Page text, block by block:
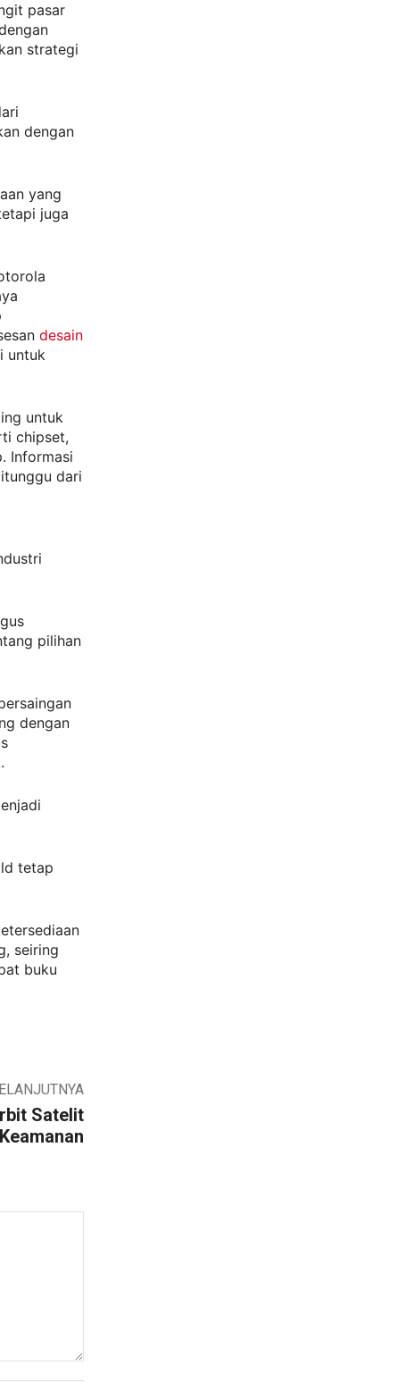
pasar
strategi
dengan
yang
juga
desain
untuk
untuk
chipset,
Informasi
dari
pilihan
dengan
tetap
seiring
buku
Satelit